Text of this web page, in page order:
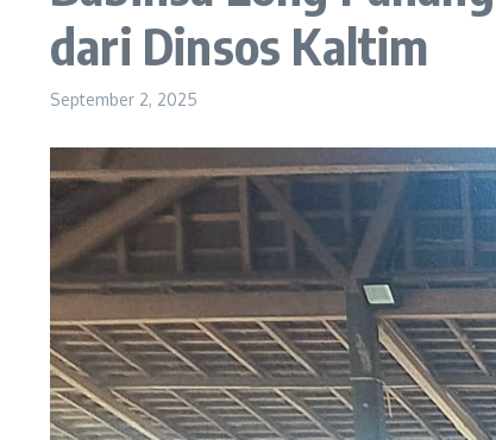
dari Dinsos Kaltim
September 2, 2025